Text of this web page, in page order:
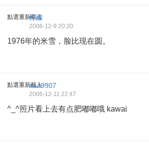
點選重新載入
柠檬
2006-12-9 20:20
1976年的米雪，脸比现在圆。
點選重新載入aaa9907
2006-12-11 22:47
^_^照片看上去有点肥嘟嘟哦 kawai